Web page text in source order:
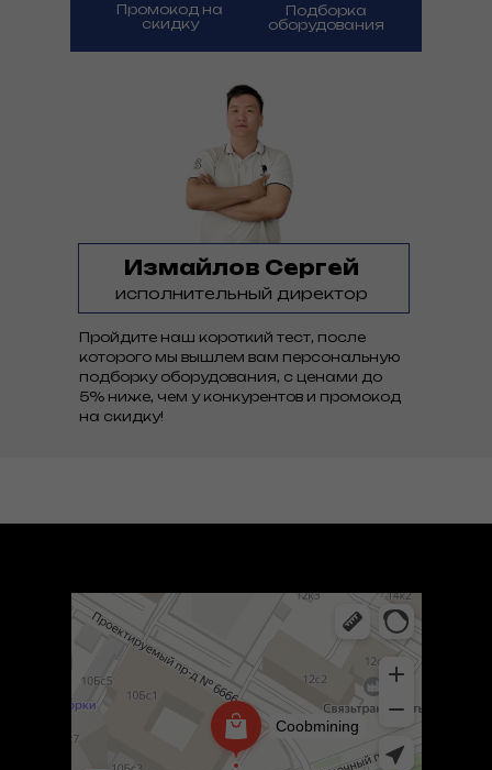
Измайлов Сергей
Пройдите наш короткий тест, после
которого мы вышлем вам персональную
подборку оборудования, с ценами до
5% ниже, чем у конкурентов и промокод
на скидку!
исполнительный директор
Промокод на
скидку
Подборка
оборудования
Компьютеры и комплектующие оптом в Москве
Компьютерные аксессуары в Москве